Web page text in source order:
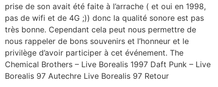
prise de son avait été faite à l’arrache ( et oui en 1998,
pas de wifi et de 4G ;)) donc la qualité sonore est pas
très bonne. Cependant cela peut nous permettre de
nous rappeler de bons souvenirs et l’honneur et le
privilège d’avoir participer à cet événement. The
Chemical Brothers – Live Borealis 1997 Daft Punk – Live
Borealis 97 Autechre Live Borealis 97 Retour